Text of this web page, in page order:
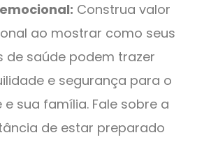
Construa valor
ao mostrar como seus
de saúde podem trazer
e segurança para o
e sua família. Fale sobre a
de estar preparado